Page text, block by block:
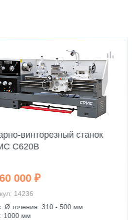
винторезный станок
C620B
000 ₽
14236
Ø точения: 310 - 500 мм
1000 мм